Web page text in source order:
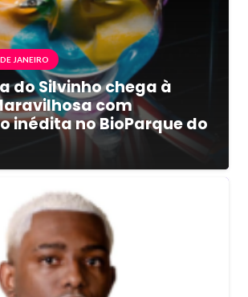
JANEIRO
do Silvinho chega à
com
inédita no BioParque do